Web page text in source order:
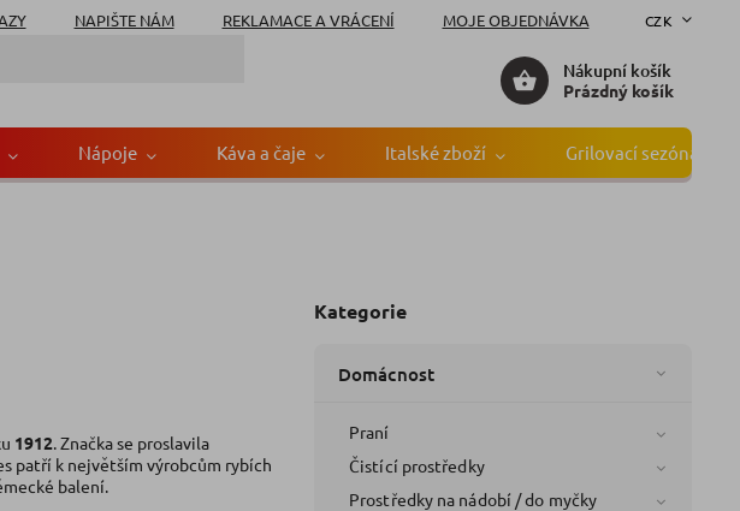
NAPIŠTE NÁM REKLAMACE A VRÁCENÍ MOJE OBJEDNÁVKA CZK
Nákupní košík
Prázdný košík
Nápoje Káva a čaje Italské zboží Grilovací sezóna
Kategorie
Domácnost
Praní
Čistící prostředky
Prostředky na nádobí / do myčky
1912. Značka se proslavila
patří k největším výrobcům rybích
balení.